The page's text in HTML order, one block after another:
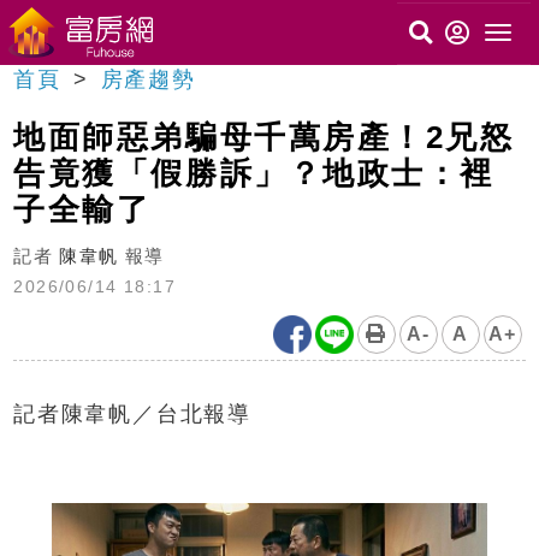
首頁 房產趨勢
地面師惡弟騙母千萬房產！2兄怒
告竟獲「假勝訴」？地政士：裡
子全輸了
記者 陳韋帆 報導
2026/06/14 18:17
A- A A+
記者陳韋帆／台北報導